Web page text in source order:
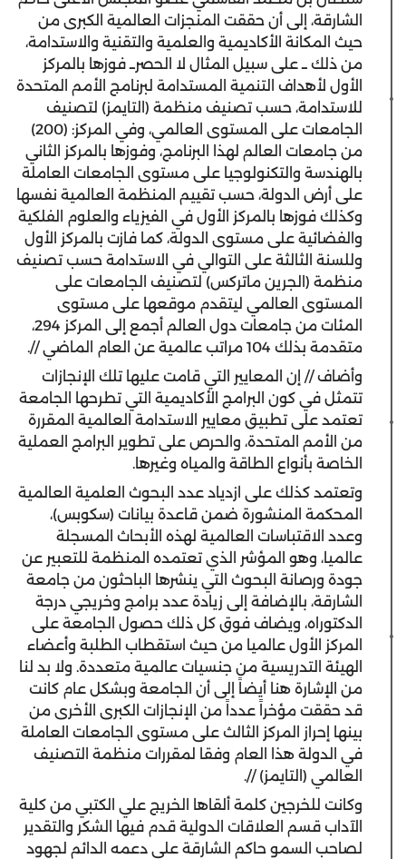
الشارقة، إلى أن حققت المنجزات العالمية الكبرى من
حيث المكانة الأكاديمية والعلمية والتقنية والاستدامة،
من ذلك ــ على سبيل المثال لا الحصرــ فوزها بالمركز
الأول لأهداف التنمية المستدامة لبرنامج الأمم المتحدة
للاستدامة، حسب تصنيف منظمة (التايمز) لتصنيف
الجامعات على المستوى العالمي، وفي المركز: (200)
من جامعات العالم لهذا البرنامج، وفوزها بالمركز الثاني
بالهندسة والتكنولوجيا على مستوى الجامعات العاملة
على أرض الدولة، حسب تقييم المنظمة العالمية نفسها
وكذلك فوزها بالمركز الأول في الفيزياء والعلوم الفلكية
والفضائية على مستوى الدولة، كما فازت بالمركز الأول
وللسنة الثالثة على التوالي في الاستدامة حسب تصنيف
منظمة (الجرين ماتركس) لتصنيف الجامعات على
المستوى العالمي ليتقدم موقعها على مستوى
المئات من جامعات دول العالم أجمع إلى المركز 294،
متقدمة بذلك 104 مراتب عالمية عن العام الماضي //.
وأضاف // إن المعايير التي قامت عليها تلك الإنجازات
تتمثل في كون البرامج الأكاديمية التي تطرحها الجامعة
تعتمد على تطبيق معايير الاستدامة العالمية المقررة
من الأمم المتحدة، والحرص على تطوير البرامج العملية
الخاصة بأنواع الطاقة والمياه وغيرها.
وتعتمد كذلك على ازدياد عدد البحوث العلمية العالمية
المحكمة المنشورة ضمن قاعدة بيانات (سكوبس)،
وعدد الاقتباسات العالمية لهذه الأبحاث المسجلة
عالميا، وهو المؤشر الذي تعتمده المنظمة للتعبير عن
جودة ورصانة البحوث التي ينشرها الباحثون من جامعة
الشارقة، بالإضافة إلى زيادة عدد برامج وخريجي درجة
الدكتوراه، ويضاف فوق كل ذلك حصول الجامعة على
المركز الأول عالميا من حيث استقطاب الطلبة وأعضاء
الهيئة التدريسية من جنسيات عالمية متعددة. ولا بد لنا
من الإشارة هنا أيضاً إلى أن الجامعة وبشكل عام كانت
قد حققت مؤخراً عدداً من الإنجازات الكبرى الأخرى من
بينها إحراز المركز الثالث على مستوى الجامعات العاملة
في الدولة هذا العام وفقا لمقررات منظمة التصنيف
العالمي (التايمز) //.
وكانت للخرجين كلمة ألقاها الخريج علي الكتبي من كلية
الآداب قسم العلاقات الدولية قدم فيها الشكر والتقدير
لصاحب السمو حاكم الشارقة على دعمه الدائم لجهود